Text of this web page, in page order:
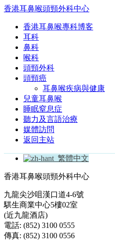
香港耳鼻喉頭頸外科中心
香港耳鼻喉專科博客
耳科
鼻科
喉科
頭頸外科
頭頸癌
耳鼻喉疾病與健康
兒童耳鼻喉
睡眠窒息症
聽力及言語治療
媒體訪問
返回主站
繁體中文
香港耳鼻喉頭頸外科中心
九龍尖沙咀漢口道4-6號
騏生商業中心5樓02室
(近九龍酒店)
電話: (852) 3100 0555
傳真: (852) 3100 0556